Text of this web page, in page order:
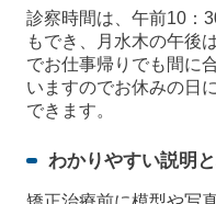
診察時間は、午前10：
もでき、月水木の午後
でお仕事帰りでも間に
いますのでお休みの日
できます。
わかりやすい説明